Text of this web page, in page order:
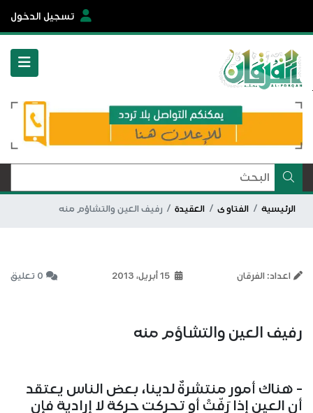
تسجيل الدخول
الرئيسية الفتاوى العقيدة رفيف العين والتشاؤم منه
اعداد: الفرقان 0 تعليق
رفيف العين والتشاؤم منه
- هناك أمور منتشرةٌ لدينا، بعض الناس يعتقد
أن العين إذا رَفّتْ أو تحركت حركة لا إرادية فإن